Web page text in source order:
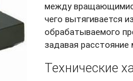
между
чего вытягивается
обрабатываемого
задавая
Технические